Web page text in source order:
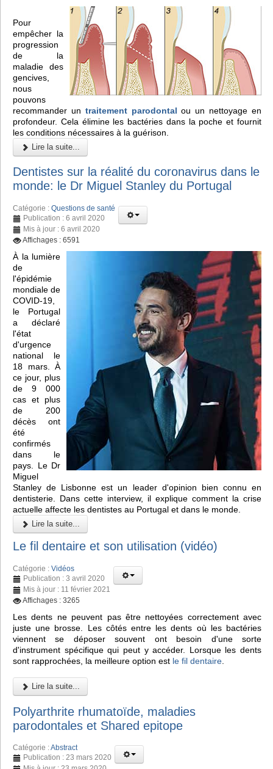
Pour
empêcher la
progression
de la
maladie des
gencives,
nous
pouvons
recommander un traitement parodontal ou un nettoyage en
profondeur. Cela élimine les bactéries dans la poche et fournit
les conditions nécessaires à la guérison.
Lire la suite...
Dentistes sur la réalité du coronavirus dans le
monde: le Dr Miguel Stanley du Portugal
Catégorie : Questions de santé
Publication : 6 avril 2020
Mis à jour : 6 avril 2020
Affichages : 6591
À la lumière
de
l'épidémie
mondiale de
COVID-19,
le Portugal
a déclaré
l'état
d'urgence
national le
18 mars. À
ce jour, plus
de 9 000
cas et plus
de 200
décès ont
été
confirmés
dans le
pays. Le Dr
Miguel
Stanley de Lisbonne est un leader d'opinion bien connu en
dentisterie. Dans cette interview, il explique comment la crise
actuelle affecte les dentistes au Portugal et dans le monde.
Lire la suite...
Le fil dentaire et son utilisation (vidéo)
Catégorie : Vidéos
Publication : 3 avril 2020
Mis à jour : 11 février 2021
Affichages : 3265
Les dents ne peuvent pas être nettoyées correctement avec
juste une brosse. Les côtés entre les dents où les bactéries
viennent se déposer souvent ont besoin d'une sorte
d'instrument spécifique qui peut y accéder. Lorsque les dents
sont rapprochées, la meilleure option est le fil dentaire
Lire la suite...
Polyarthrite rhumatoïde, maladies
parodontales et Shared epitope
Catégorie :Abstract
Publication : 23 mars 2020